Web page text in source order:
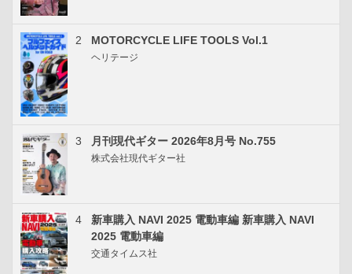
2 MOTORCYCLE LIFE TOOLS Vol.1
ヘリテージ
3 月刊現代ギター 2026年8月号 No.755
株式会社現代ギター社
4
新車購入 NAVI 2025 電動車編 新車購入 NAVI
2025 電動車編
交通タイムス社